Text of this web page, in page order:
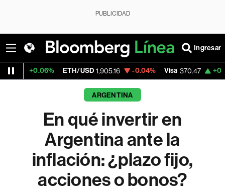
PUBLICIDAD
Ingresar
ETH/USD 1,905.16 -0.04% Visa 370.47 +0.52%
ARGENTINA
En qué invertir en
Argentina ante la
inflación: ¿plazo fijo,
acciones o bonos?